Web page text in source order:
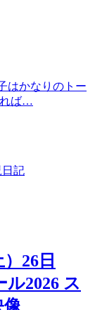
はかなりのトー
れば…
26日
ル2026 ス
像